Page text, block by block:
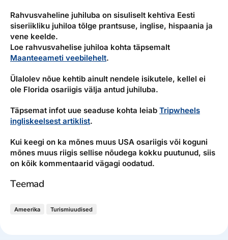
Rahvusvaheline juhiluba on sisuliselt kehtiva Eesti
siseriikliku juhiloa tõlge prantsuse, inglise, hispaania ja
vene keelde.
Loe rahvusvahelise juhiloa kohta täpsemalt
Maanteeameti veebilehelt.
Ülalolev nõue kehtib ainult nendele isikutele, kellel ei
ole Florida osariigis välja antud juhiluba.
Täpsemat infot uue seaduse kohta leiab Tripwheels
ingliskeelsest artiklist.
Kui keegi on ka mõnes muus USA osariigis või koguni
mõnes muus riigis sellise nõudega kokku puutunud, siis
on kõik kommentaarid vägagi oodatud.
Teemad
Ameerika Turismiuudised